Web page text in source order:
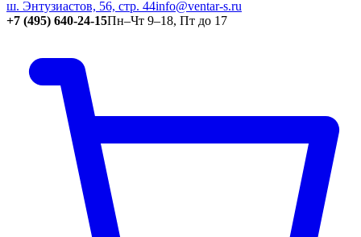
ш. Энтузиастов, 56, стр. 44info@ventar-s.ru
+7 (495) 640-24-15Пн–Чт 9–18, Пт до 17